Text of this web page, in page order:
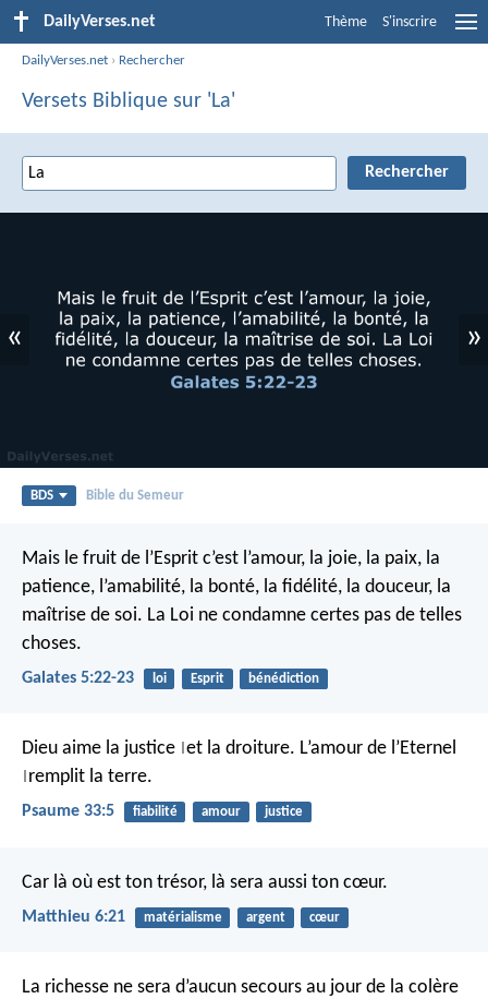
DailyVerses.net Thème S'inscrire
DailyVerses.net › Rechercher
Versets Biblique sur 'La'
« »
BDS Bible du Semeur
Mais le fruit de l’Esprit c’est l’amour, la joie, la paix, la
patience, l’amabilité, la bonté, la fidélité, la douceur, la
maîtrise de soi. La Loi ne condamne certes pas de telles
choses.
Galates 5:22-23 loi Esprit bénédiction
Dieu aime la justice et la droiture. L’amour de l’Eternel
remplit la terre.
Psaume 33:5 fiabilité amour justice
Car là où est ton trésor, là sera aussi ton cœur.
Matthieu 6:21 matérialisme argent cœur
La richesse ne sera d’aucun secours au jour de la colère